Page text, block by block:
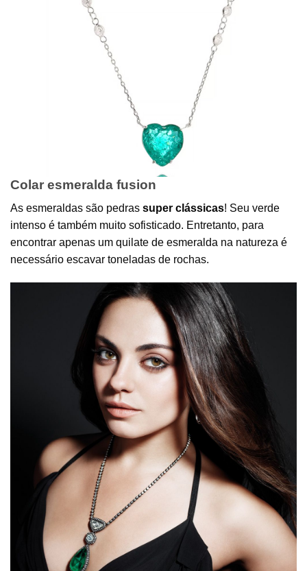
Colar esmeralda fusion
As esmeraldas são pedras super clássicas! Seu verde
intenso é também muito sofisticado. Entretanto, para
encontrar apenas um quilate de esmeralda na natureza é
necessário escavar toneladas de rochas.